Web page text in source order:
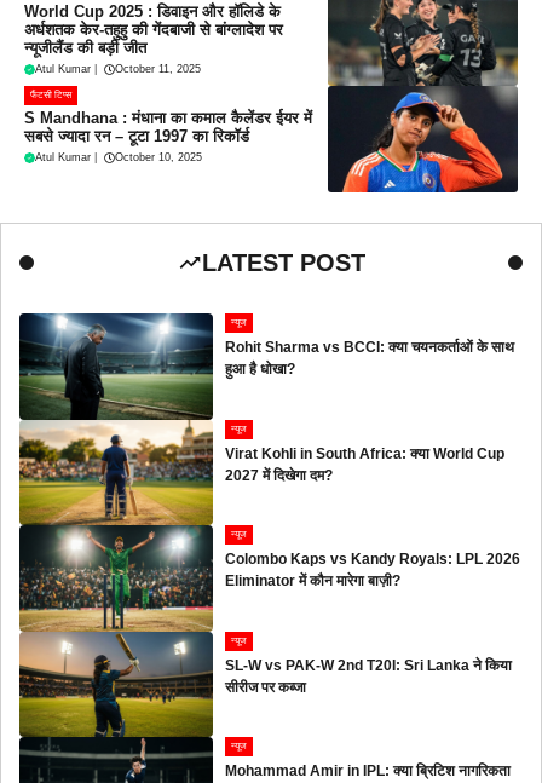
World Cup 2025 : डिवाइन और हॉलिडे के
अर्धशतक केर-तहुहु की गेंदबाजी से बांग्लादेश पर
न्यूजीलैंड की बड़ी जीत
Atul Kumar October 11, 2025
फैंटसी टिप्स
S Mandhana : मंधाना का कमाल कैलेंडर ईयर में
सबसे ज्यादा रन – टूटा 1997 का रिकॉर्ड
Atul Kumar October 10, 2025
LATEST POST
न्यूज
Rohit Sharma vs BCCI: क्या चयनकर्ताओं के साथ
हुआ है धोखा?
न्यूज
Virat Kohli in South Africa: क्या World Cup
2027 में दिखेगा दम?
न्यूज
Colombo Kaps vs Kandy Royals: LPL 2026
Eliminator में कौन मारेगा बाज़ी?
न्यूज
SL-W vs PAK-W 2nd T20I: Sri Lanka ने किया
सीरीज पर कब्जा
न्यूज
Mohammad Amir in IPL: क्या ब्रिटिश नागरिकता